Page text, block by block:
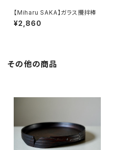
【Miharu SAKA】ガラス攪拌棒
¥2,860
その他の商品